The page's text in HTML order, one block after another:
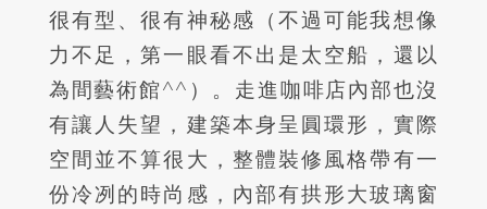
很有型、很有神秘感（不過可能我想像
力不足，第一眼看不出是太空船，還以
為間藝術館^^ ）。走進咖啡店內部也沒
有讓人失望，建築本身呈圓環形，實際
空間並不算很大，整體裝修風格帶有一
份冷冽的時尚感，內部有拱形大玻璃窗